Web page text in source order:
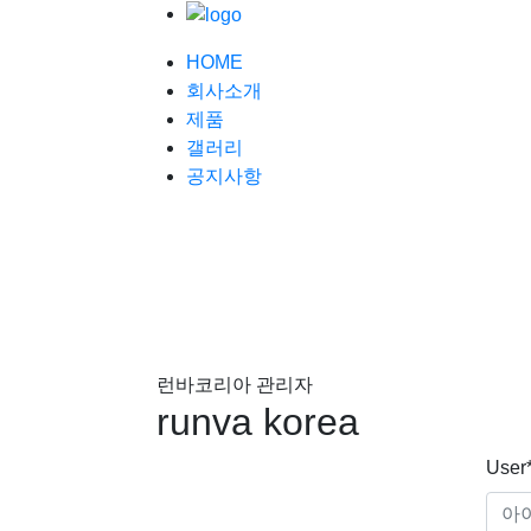
HOME
회사소개
제품
갤러리
공지사항
런바코리아 관리자
runva korea